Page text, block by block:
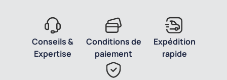
Conseils &
Expertise
Conditions de
paiement
Expédition
rapide